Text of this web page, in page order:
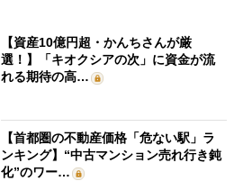
【資産10億円超・かんちさんが厳
選！】「キオクシアの次」に資金が流
れる期待の高…
【首都圏の不動産価格「危ない駅」ラ
ンキング】“中古マンション売れ行き鈍
化”のワー…